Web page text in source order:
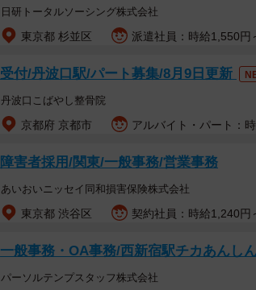
日研トータルソーシング株式会社
東京都 杉並区 派遣社員：時給1,550円
受付/丹波口駅/パート募集/8月9日更新
丹波口こばやし整骨院
京都府 京都市 アルバイト・パート：
障害者採用/関東/一般事務/営業事務
あいおいニッセイ同和損害保険株式会社
東京都 渋谷区 契約社員：時給1,240円
一般事務・OA事務/西新宿駅チカあんし
パーソルテンプスタッフ株式会社